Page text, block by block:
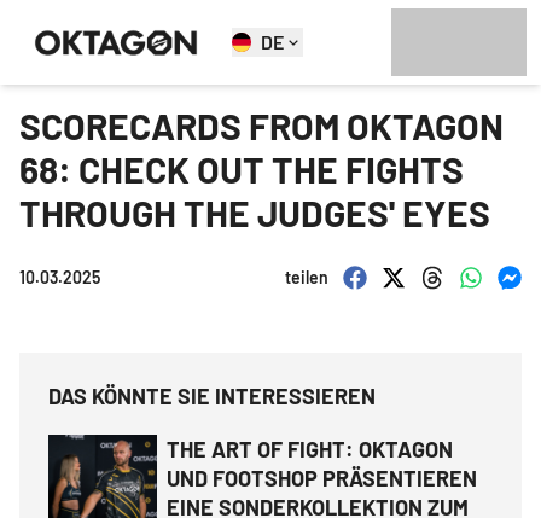
DE
SCORECARDS FROM OKTAGON
68: CHECK OUT THE FIGHTS
THROUGH THE JUDGES' EYES
10.03.2025 teilen
DAS KÖNNTE SIE INTERESSIEREN
THE ART OF FIGHT: OKTAGON
UND FOOTSHOP PRÄSENTIEREN
EINE SONDERKOLLEKTION ZUM